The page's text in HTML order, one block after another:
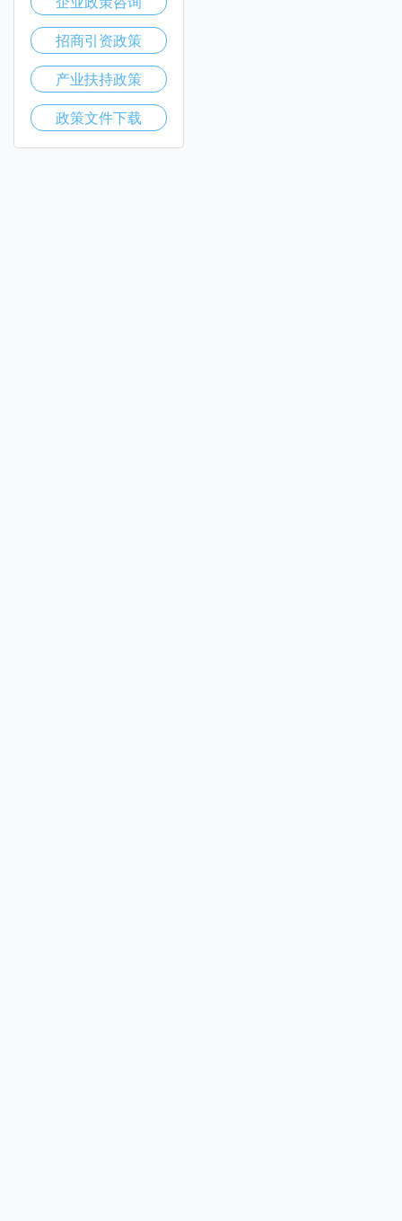
招商引资政策
产业扶持政策
政策文件下载